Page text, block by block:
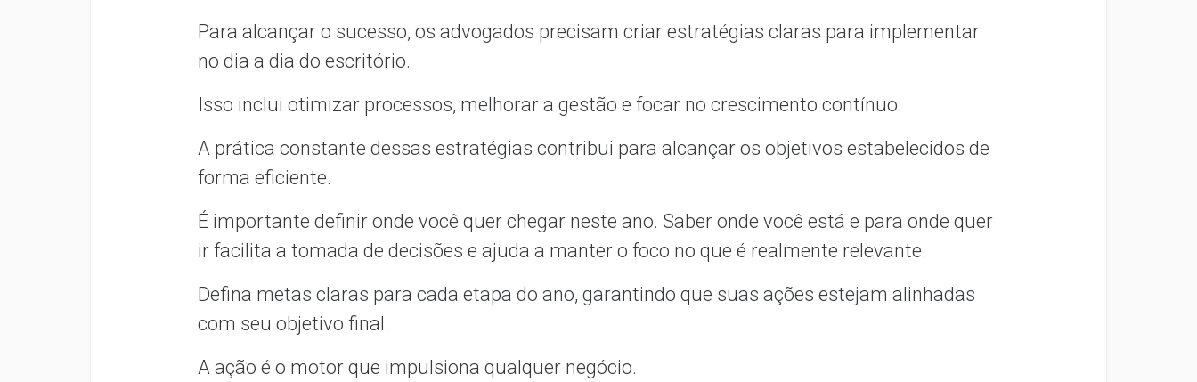
Para alcançar o sucesso, os advogados precisam criar estratégias claras para implementar
no dia a dia do escritório.
Isso inclui otimizar processos, melhorar a gestão e focar no crescimento contínuo.
A prática constante dessas estratégias contribui para alcançar os objetivos estabelecidos de
forma eficiente.
É importante definir onde você quer chegar neste ano. Saber onde você está e para onde quer
ir facilita a tomada de decisões e ajuda a manter o foco no que é realmente relevante.
Defina metas claras para cada etapa do ano, garantindo que suas ações estejam alinhadas
com seu objetivo final.
A ação é o motor que impulsiona qualquer negócio.